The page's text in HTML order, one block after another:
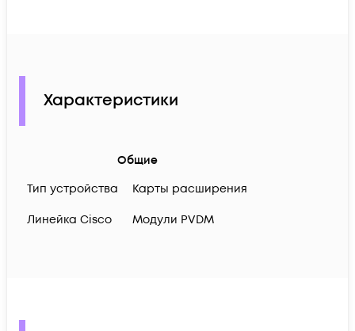
Характеристики
Общие
Тип устройства
Карты расширения
Линейка Cisco Модули PVDM